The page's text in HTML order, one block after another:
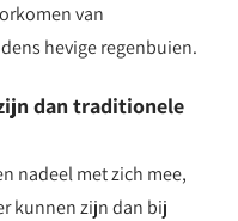
van
hevige regenbuien.
dan traditionele
nadeel met zich mee,
kunnen zijn dan bij